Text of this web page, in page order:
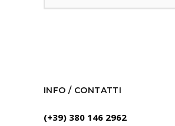
INFO / CONTATTI
(+39) 380 146 2962